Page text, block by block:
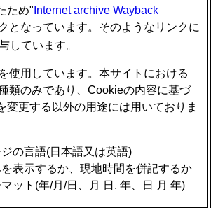
ため" Internet archive Wayback
となっています。そのようなリンクに
しています。
使用しています。本サイトにおける
類のみであり、Cookieの内容に基づ
変更する以外の用途には用いておりま
の言語(日本語又は英語)
表示するか、現地時間を併記するか
ット(年/月/日、月 日, 年、日 月 年)